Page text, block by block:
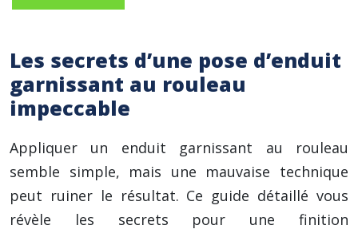
Les secrets d’une pose d’enduit
garnissant au rouleau
impeccable
Appliquer un enduit garnissant au rouleau
semble simple, mais une mauvaise technique
peut ruiner le résultat. Ce guide détaillé vous
révèle les secrets pour une finition